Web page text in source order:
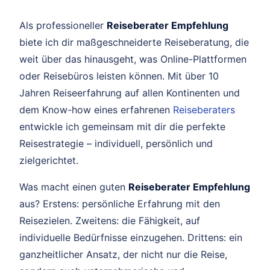
Als professioneller Reiseberater Empfehlung
biete ich dir maßgeschneiderte Reiseberatung, die
weit über das hinausgeht, was Online-Plattformen
oder Reisebüros leisten können. Mit über 10
Jahren Reiseerfahrung auf allen Kontinenten und
dem Know-how eines erfahrenen Reiseberaters
entwickle ich gemeinsam mit dir die perfekte
Reisestrategie – individuell, persönlich und
zielgerichtet.
Was macht einen guten Reiseberater Empfehlung
aus? Erstens: persönliche Erfahrung mit den
Reisezielen. Zweitens: die Fähigkeit, auf
individuelle Bedürfnisse einzugehen. Drittens: ein
ganzheitlicher Ansatz, der nicht nur die Reise,